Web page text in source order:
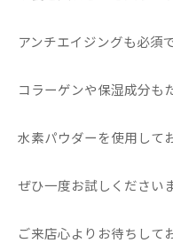
アンチエイジングも必須
コラーゲンや保湿成分も
水素パウダーを使用して
ぜひ一度お試しください
ご来店心よりお待ちして